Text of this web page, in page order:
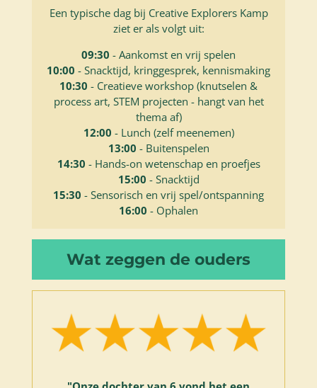
Een typische dag bij Creative Explorers Kamp
ziet er als volgt uit:
09:30 - Aankomst en vrij spelen
10:00 - Snacktijd, kringgesprek, kennismaking
10:30 - Creatieve workshop (knutselen &
process art, STEM projecten - hangt van het
thema af)
12:00 - Lunch (zelf meenemen)
13:00 - Buitenspelen
14:30 - Hands-on wetenschap en proefjes
15:00 - Snacktijd
15:30 - Sensorisch en vrij spel/ontspanning
16:00 - Ophalen
Wat zeggen de ouders